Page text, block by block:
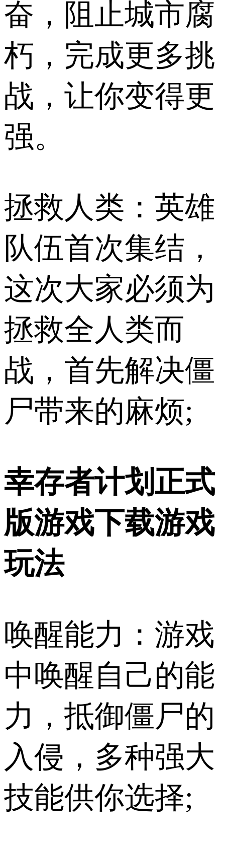
奋，阻止城市腐
朽，完成更多挑
战，让你变得更
强。
拯救人类：英雄
队伍首次集结，
这次大家必须为
拯救全人类而
战，首先解决僵
尸带来的麻烦;
幸存者计划正式
版游戏下载游戏
玩法
唤醒能力：游戏
中唤醒自己的能
力，抵御僵尸的
入侵，多种强大
技能供你选择;